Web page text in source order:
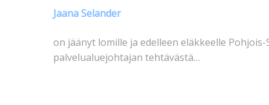
Jaana Selander
on jäänyt lomille ja edelleen eläkkeelle
palvelualuejohtajan tehtävästä…